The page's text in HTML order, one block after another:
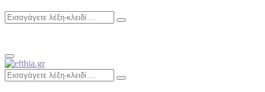
Search
Search
Primary
Menu
Search
for:
Search